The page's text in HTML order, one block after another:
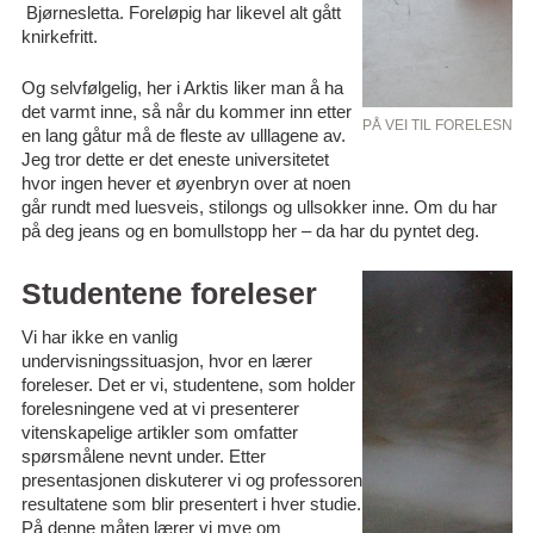
PÅ VEI TIL
Bjørnesletta. Foreløpig har likevel alt gått
knirkefritt.
Og selvfølgelig, her i Arktis liker man å ha
det varmt inne, så når du kommer inn etter
en lang gåtur må de fleste av ulllagene av.
Jeg tror dette er det eneste universitetet
hvor ingen hever et øyenbryn over at noen
går rundt med luesveis, stilongs og ullsokker inne. Om du har
på deg jeans og en bomullstopp her – da har du pyntet deg.
Studentene foreleser
Vi har ikke en vanlig
undervisningssituasjon, hvor en lærer
foreleser. Det er vi, studentene, som holder
forelesningene ved at vi presenterer
vitenskapelige artikler som omfatter
spørsmålene nevnt under. Etter
presentasjonen diskuterer vi og professoren
resultatene som blir presentert i hver studie.
På denne måten lærer vi mye om